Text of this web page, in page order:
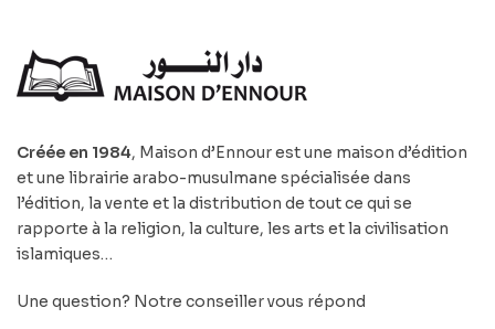
Créée en 1984, Maison d’Ennour est une maison d’édition
et une librairie arabo-musulmane spécialisée dans
l’édition, la vente et la distribution de tout ce qui se
rapporte à la religion, la culture, les arts et la civilisation
islamiques…
Une question? Notre conseiller vous répond